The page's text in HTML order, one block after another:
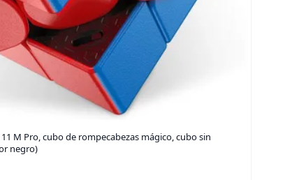
M Pro, cubo de rompecabezas mágico, cubo sin
negro)